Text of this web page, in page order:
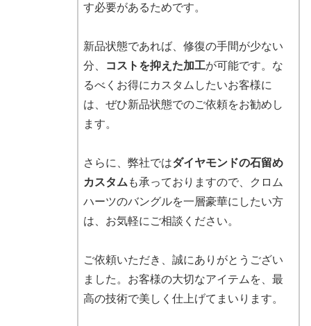
す必要があるためです。
新品状態であれば、修復の手間が少ない
分、
コストを抑えた加工が可能です。な
るべくお得にカスタムしたいお客様に
は、ぜひ新品状態でのご依頼をお勧めし
ます。
さらに、弊社ではダイヤモンドの石留め
カスタム も承っておりますので、クロム
ハーツのバングルを一層豪華にしたい方
は、お気軽にご相談ください。
ご依頼いただき、誠にありがとうござい
ました。お客様の大切なアイテムを、最
高の技術で美しく仕上げてまいります。